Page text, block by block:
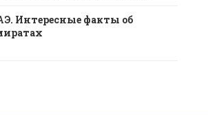
Интересные факты об